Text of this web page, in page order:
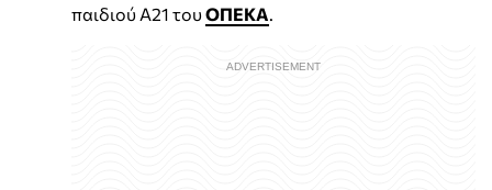
παιδιού Α21 τουΟΠΕΚΑ